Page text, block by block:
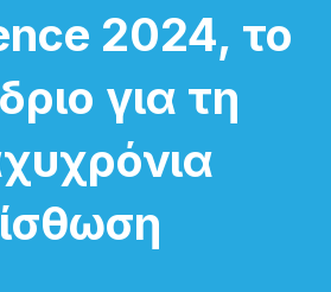
2024, το
για τη